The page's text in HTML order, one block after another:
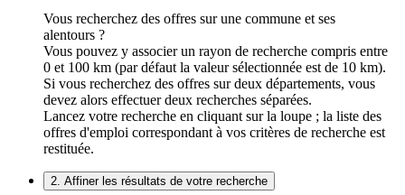
Vous recherchez des offres sur une commune et ses
alentours ?
Vous pouvez y associer un rayon de recherche compris entre
0 et 100 km (par défaut la valeur sélectionnée est de 10 km).
Si vous recherchez des offres sur deux départements, vous
devez alors effectuer deux recherches séparées.
Lancez votre recherche en cliquant sur la loupe ; la liste des
offres d'emploi correspondant à vos critères de recherche est
restituée.
2. Affiner les résultats de votre recherche